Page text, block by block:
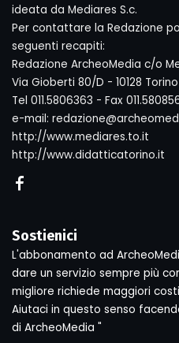
ideata da Mediares S.c.
Per contattare la Redazione
seguenti recapiti:
Redazione ArcheoMedia c/o
Via Gioberti 80/D - 10128 Torino
Tel 011.5806363 - Fax
e-mail:
http://www.mediares.to.it
http://www.didatticatorino.it
Sostienici
L'abbonamento ad
dare un servizio sempre più
migliore richiede maggiori
Aiutaci in questo senso
di ArcheoMedia "